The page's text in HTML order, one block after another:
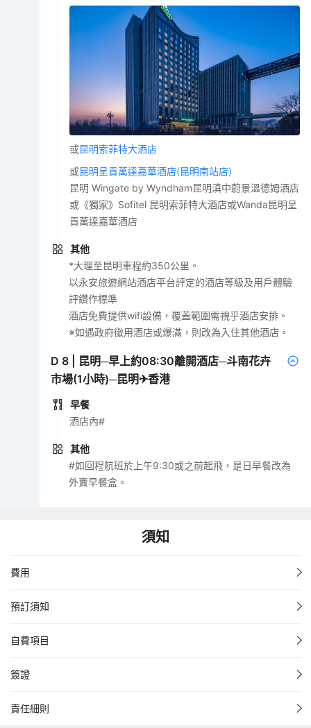
或昆明索菲特大酒店
或昆明呈貢萬達嘉華酒店(昆明南站店)
昆明 Wingate by Wyndham昆明滇中蔚景溫德姆酒店
或《獨家》Sofitel 昆明索菲特大酒店或Wanda昆明呈
貢萬達嘉華酒店
其他
*大理至昆明車程約350公里。
以永安旅遊網站酒店平台評定的酒店等級及用戶體驗
評鑽作標準
酒店免費提供wifi設備，覆蓋範圍需視乎酒店安排。
※如遇政府徵用酒店或爆滿，則改為入住其他酒店。
D 8
昆明─早上約08:30離開酒店─斗南花卉
市場(1小時)─昆明✈香港
早餐
酒店內#
其他
#如回程航班於上午9:30或之前起飛，是日早餐改為
外賣早餐盒。
須知
費用
預訂須知
自費項目
簽證
責任細則